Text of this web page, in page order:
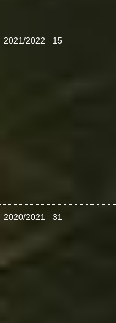
2021/2022 15
2020/2021 31